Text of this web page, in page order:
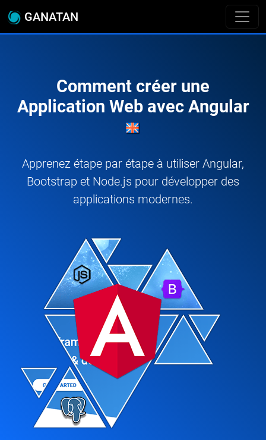
GANATAN
Comment créer une
Application Web avec Angular
Apprenez étape par étape à utiliser Angular,
Bootstrap et Node.js pour développer des
applications modernes.